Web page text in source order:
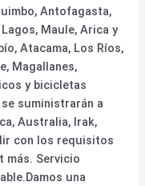
Antofagasta,
Maule, Arica y
Atacama, Los Ríos,
Magallanes,
y bicicletas
suministrarán a
Australia, Irak,
con los requisitos
más. Servicio
una